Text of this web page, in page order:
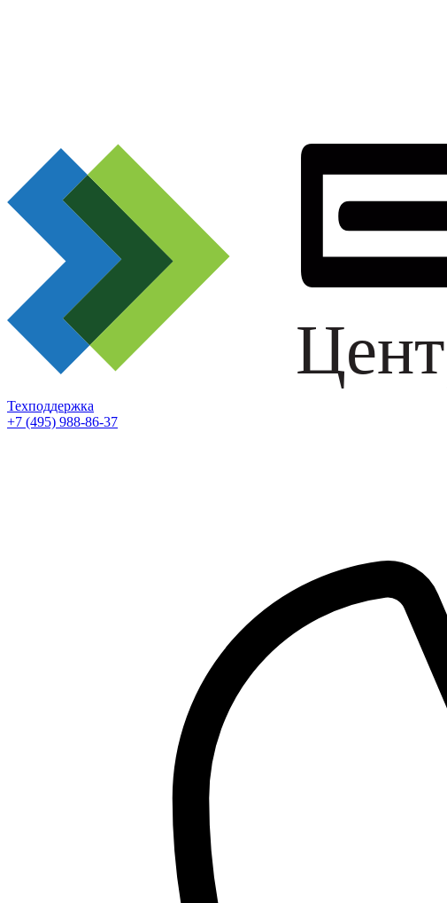
Техподдержка
+7 (495) 988-86-37